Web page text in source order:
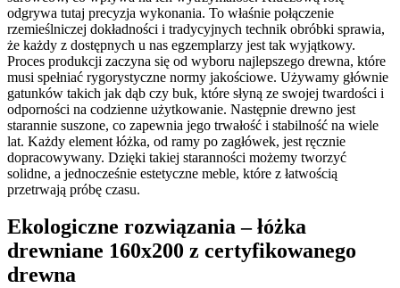
odgrywa tutaj precyzja wykonania. To właśnie połączenie
rzemieślniczej dokładności i tradycyjnych technik obróbki sprawia,
że każdy z dostępnych u nas egzemplarzy jest tak wyjątkowy.
Proces produkcji zaczyna się od wyboru najlepszego drewna, które
musi spełniać rygorystyczne normy jakościowe. Używamy głównie
gatunków takich jak dąb czy buk, które słyną ze swojej twardości i
odporności na codzienne użytkowanie. Następnie drewno jest
starannie suszone, co zapewnia jego trwałość i stabilność na wiele
lat. Każdy element łóżka, od ramy po zagłówek, jest ręcznie
dopracowywany. Dzięki takiej staranności możemy tworzyć
solidne, a jednocześnie estetyczne meble, które z łatwością
przetrwają próbę czasu.
Ekologiczne rozwiązania – łóżka
drewniane 160x200 z certyfikowanego
drewna